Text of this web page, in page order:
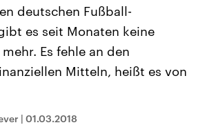
Anhalt
am 6.
neuen
das
Koalition aus
den Parteien
anstehenden
USA
Aktuelle Beiträge,
Hintergründe
Wirtschaftlich und
gehören die Vereinigten
mit großem Einfluss auf
Programm Podcasts
deutschen Fußball-
es seit Monaten keine
Es fehle an den
Mitteln, heißt es von
| 01.03.2018